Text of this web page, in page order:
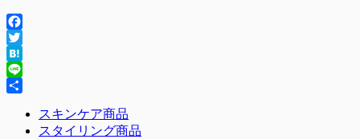
Facebook
Twitter
Hatena
Line
スキンケア商品
スタイリング商品